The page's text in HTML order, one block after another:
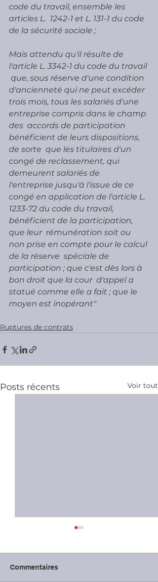
code du travail, ensemble les
articles L.  1242-1 et L. 131-1 du code
de la sécurité sociale ;
Mais attendu qu'il résulte de
l'article L. 3342-1 du code du travail
que, sous réserve d'une condition
d'ancienneté qui ne peut excéder
trois mois, tous les salariés d'une
entreprise compris dans le champ
des  accords de participation
bénéficient de leurs dispositions,
de sorte  que les titulaires d'un
congé de reclassement, qui
demeurent salariés de
l'entreprise jusqu'à l'issue de ce
congé en application de l'article L.
1233-72 du code du travail,
bénéficient de la participation,
que leur  rémunération soit ou
non prise en compte pour le calcul
de la réserve  spéciale de
participation ; que c'est dès lors à
bon droit que la cour  d'appel a
statué comme elle a fait ; que le
moyen est inopérant"
Ruptures de contrats
Posts récents Voir tout
Commentaires